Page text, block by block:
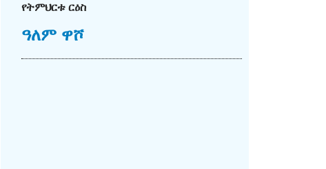
የትምህርቱ ርዕስ
ዓለም ዋሾ